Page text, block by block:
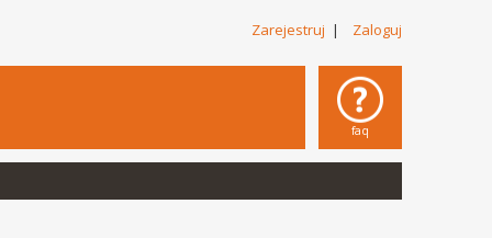
Zarejestruj | Zaloguj
faq